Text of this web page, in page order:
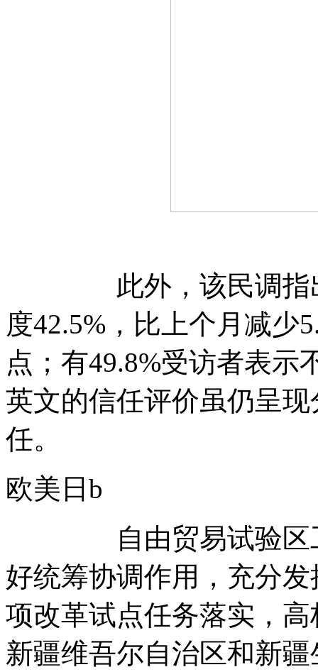
此外，该民调指出
度42.5%，比上个月减少
点；有49.8%受访者表示
英文的信任评价虽仍呈
任。
欧美日b
自由贸易试验区工
好统筹协调作用，充分
项改革试点任务落实，
新疆维吾尔自治区和新